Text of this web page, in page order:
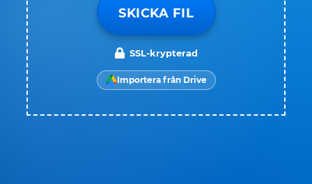
SKICKA FIL
SSL-krypterad
Importera från Drive